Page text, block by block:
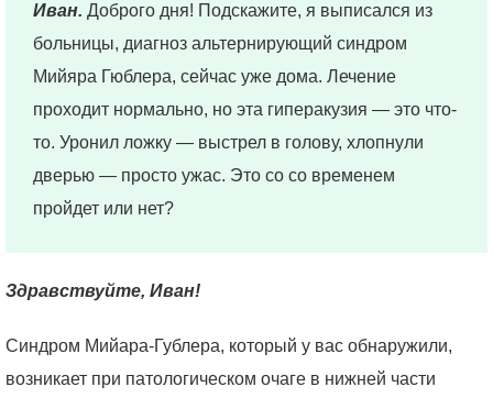
Иван. Доброго дня! Подскажите, я выписался из
больницы, диагноз альтернирующий синдром
Мийяра Гюблера, сейчас уже дома. Лечение
проходит нормально, но эта гиперакузия — это что-
то. Уронил ложку — выстрел в голову, хлопнули
дверью — просто ужас. Это со со временем
пройдет или нет?
Здравствуйте, Иван!
Синдром Мийара-Гублера, который у вас обнаружили,
возникает при патологическом очаге в нижней части